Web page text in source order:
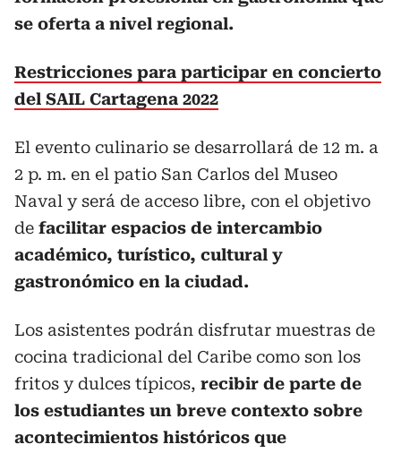
se oferta a nivel regional.
Restricciones para participar en concierto
del SAIL Cartagena 2022
El evento culinario se desarrollará de 12 m. a
2 p. m. en el patio San Carlos del Museo
Naval y será de acceso libre, con el objetivo
de facilitar espacios de intercambio
académico, turístico, cultural y
gastronómico en la ciudad.
Los asistentes podrán disfrutar muestras de
cocina tradicional del Caribe como son los
fritos y dulces típicos, recibir de parte de
los estudiantes un breve contexto sobre
acontecimientos históricos que